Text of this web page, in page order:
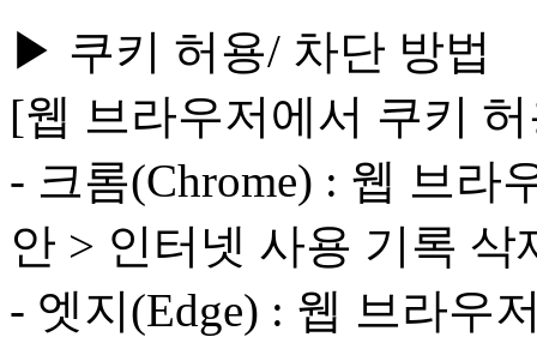
▶ 쿠키 허용/ 차단 방법
[웹 브라우저에서 쿠키
- 크롬(Chrome) : 웹 브라
안 > 인터넷 사용 기록 삭
- 엣지(Edge) : 웹 브라우